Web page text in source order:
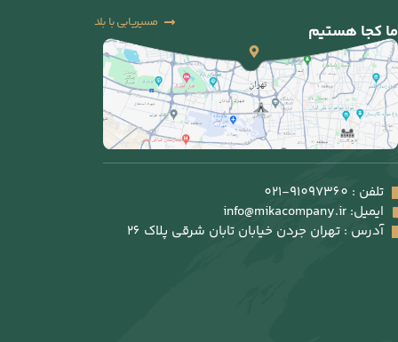
ما کجا هستیم مسیریابی با بلد
تلفن : 91097360-021
ایمیل: info@mikacompany.ir
آدرس : تهران جردن خیابان تابان شرقی پلاک 26